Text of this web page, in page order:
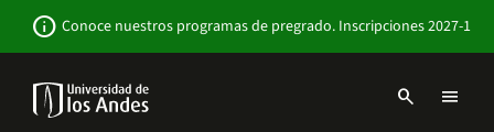
contenido
info Conoce nuestros programas de pregrado. Inscripciones 2027-1
search menu